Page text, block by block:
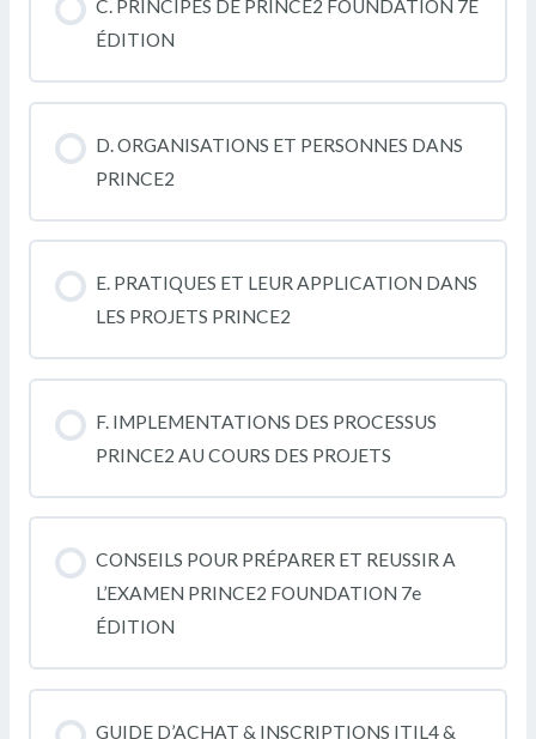
C. PRINCIPES DE PRINCE2 FOUNDATION 7E
ÉDITION
D. ORGANISATIONS ET PERSONNES DANS
PRINCE2
E. PRATIQUES ET LEUR APPLICATION DANS
LES PROJETS PRINCE2
F. IMPLEMENTATIONS DES PROCESSUS
PRINCE2 AU COURS DES PROJETS
CONSEILS POUR PRÉPARER ET REUSSIR A
L’EXAMEN PRINCE2 FOUNDATION 7e
ÉDITION
GUIDE D’ACHAT & INSCRIPTIONS ITIL4 &